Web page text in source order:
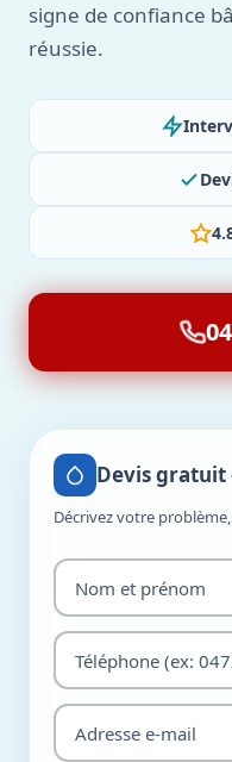
signe de confiance
réussie.
Devis
Décrivez votre